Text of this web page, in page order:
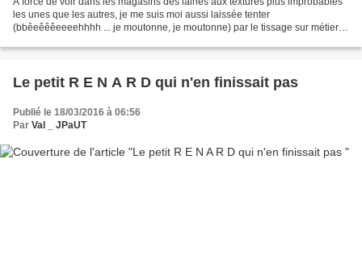
les unes que les autres, je me suis moi aussi laissée tenter
(bbêeêêêeeeehhhh ... je moutonne, je moutonne) par le tissage sur métier.
Le petit R E N A R D qui n'en finissait pas
Publié le 18/03/2016 à 06:56
Par Val _ JPaUT